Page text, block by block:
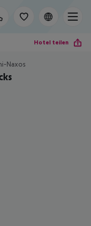
Hotel teilen
Naxos